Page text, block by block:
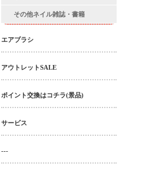
その他ネイル雑誌・書籍
エアブラシ
アウトレットSALE
ポイント交換はコチラ(景品)
サービス
---